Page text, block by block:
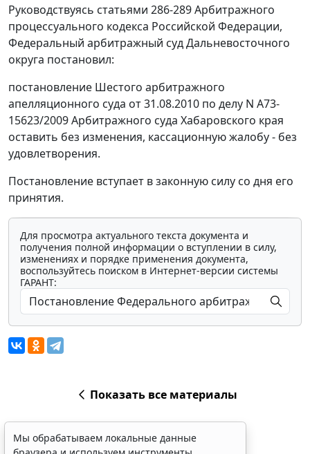
Руководствуясь статьями 286-289Арбитражного
процессуального кодекса Российской Федерации,
Федеральный арбитражный суд Дальневосточного
округа постановил:
постановление Шестого арбитражного
апелляционного суда от 31.08.2010 по делу N А73-
15623/2009 Арбитражного суда Хабаровского края
оставить без изменения, кассационную жалобу - без
удовлетворения.
Постановление вступает в законную силу со дня его
принятия.
Для просмотра актуального текста документа и
получения полной информации о вступлении в силу,
изменениях и порядке применения документа,
воспользуйтесь поиском в Интернет-версии системы
ГАРАНТ:
Показать все материалы
Мы обрабатываем локальные данные